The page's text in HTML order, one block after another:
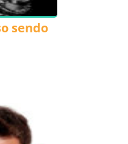
sendo